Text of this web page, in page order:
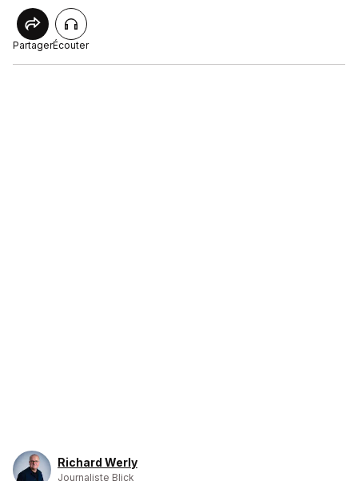
PartagerÉcouter
Richard Werly
Journaliste Blick